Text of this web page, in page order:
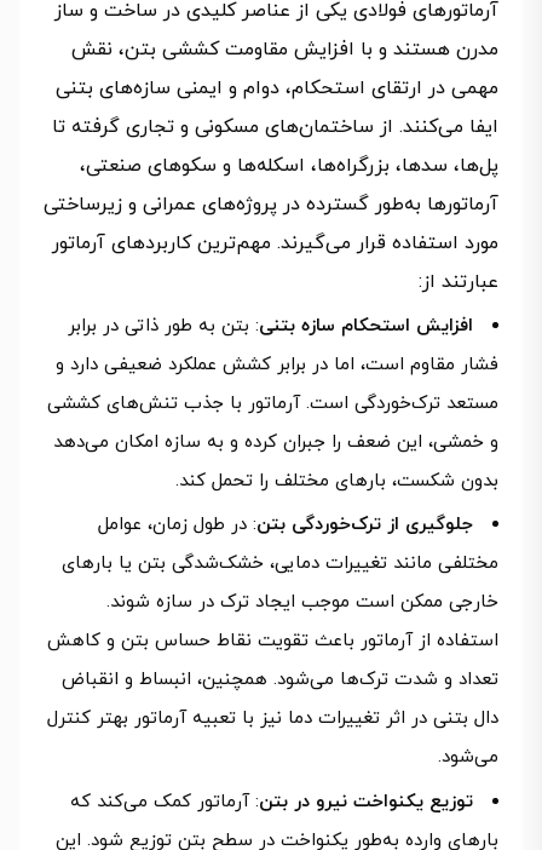
آرماتورهای فولادی یکی از عناصر کلیدی در ساخت و ساز
مدرن هستند و با افزایش مقاومت کششی بتن، نقش
مهمی در ارتقای استحکام، دوام و ایمنی سازه‌های بتنی
ایفا می‌کنند. از ساختمان‌های مسکونی و تجاری گرفته تا
پل‌ها، سدها، بزرگراه‌ها، اسکله‌ها و سکوهای صنعتی،
آرماتورها به‌طور گسترده در پروژه‌های عمرانی و زیرساختی
مورد استفاده قرار می‌گیرند. مهم‌ترین کاربردهای آرماتور
عبارتند از:
افزایش استحکام سازه بتنی: بتن به طور ذاتی در برابر
فشار مقاوم است، اما در برابر کشش عملکرد ضعیفی دارد و
مستعد ترک‌خوردگی است. آرماتور با جذب تنش‌های کششی
و خمشی، این ضعف را جبران کرده و به سازه امکان می‌دهد
بدون شکست، بارهای مختلف را تحمل کند.
جلوگیری از ترک‌خوردگی بتن: در طول زمان، عوامل
مختلفی مانند تغییرات دمایی، خشک‌شدگی بتن یا بارهای
خارجی ممکن است موجب ایجاد ترک در سازه شوند.
استفاده از آرماتور باعث تقویت نقاط حساس بتن و کاهش
تعداد و شدت ترک‌ها می‌شود. همچنین، انبساط و انقباض
دال بتنی در اثر تغییرات دما نیز با تعبیه آرماتور بهتر کنترل
می‌شود.
توزیع یکنواخت نیرو در بتن: آرماتور کمک می‌کند که
بارهای وارده به‌طور یکنواخت در سطح بتن توزیع شود. این